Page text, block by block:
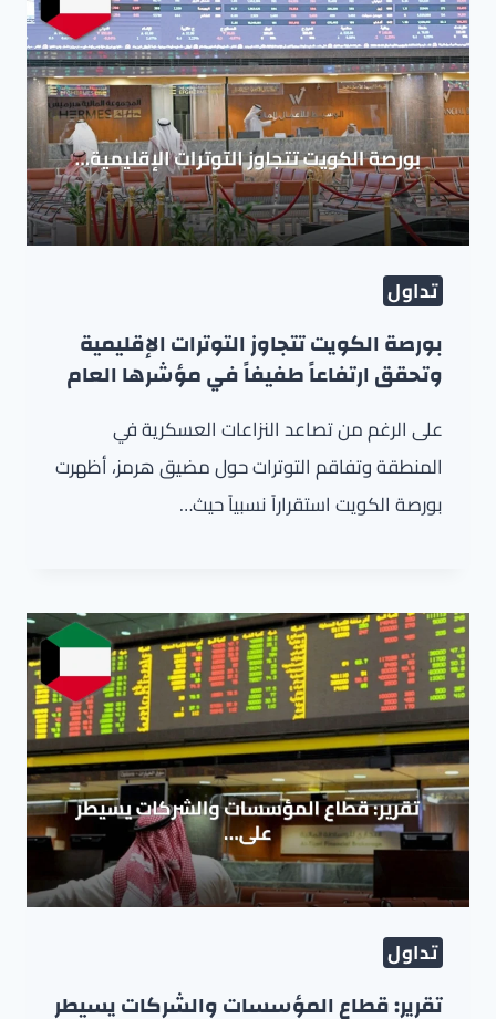
تداول
بورصة الكويت تتجاوز التوترات الإقليمية
وتحقق ارتفاعاً طفيفاً في مؤشرها العام
على الرغم من تصاعد النزاعات العسكرية في
المنطقة وتفاقم التوترات حول مضيق هرمز، أظهرت
بورصة الكويت استقراراً نسبياً حيث…
تداول
تقرير: قطاع المؤسسات والشركات يسيطر